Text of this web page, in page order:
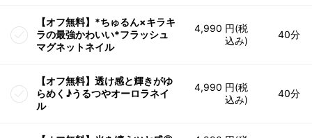
【オフ無料】*ちゅるん×キラキ
ラの最強かわいい*フラッシュ
マグネットネイル
4,990 円(税
込み)
40分
【オフ無料】透け感と輝きがゆ
らめく♪うるつやオーロラネイ
ル
4,990 円(税
込み)
40分